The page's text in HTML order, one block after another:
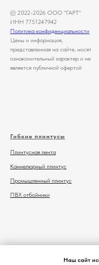
Наш сайт
© 2022-2026 ООО "ГАРТ"
ИНН 7751247942
Политика конфиденциальности
Цены и информация,
представленная на сайте, носят
ознакомительный характер и не
является публичной офертой
Гибкие плинтусы
Плинтусная лента
Каннелюрный плинтус
Промышленный плинтус
ПВХ отбойники